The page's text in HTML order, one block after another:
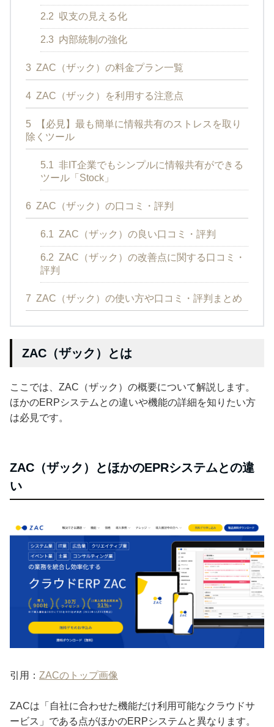
2.2 収支の見える化
2.3 内部統制の強化
3 ZAC（ザック）の料金プラン一覧
4 ZAC（ザック）を利用する注意点
5
【必見】最も簡単に情報共有のストレスを取り
除くツール
5.1 非IT企業でもシンプルに情報共有ができる
ツール「Stock」
6 ZAC（ザック）の口コミ・評判
6.1 ZAC（ザック）の良い口コミ・評判
6.2 ZAC（ザック）の改善点に関する口コミ・
評判
7 ZAC（ザック）の使い方や口コミ・評判まとめ
ZAC（ザック）とは
ここでは、ZAC（ザック）の概要について解説します。
ほかのERPシステムとの違いや機能の詳細を知りたい方
は必見です。
ZAC（ザック）とほかのEPRシステムとの違
い
引用： ZACのトップ画像
ZACは「自社に合わせた機能だけ利用可能なクラウドサ
ービス」である点がほかのERPシステムと異なります。